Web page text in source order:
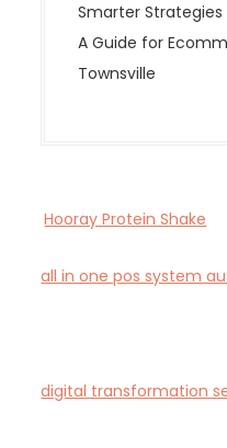
Smarter Strategies
A Guide for
Townsville
Hooray Protein Shake
all in one pos system
digital transformation